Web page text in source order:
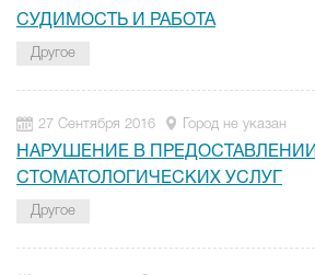
СУДИМОСТЬ И РАБОТА
Другое
27 Сентября 2016 Город не указан
НАРУШЕНИЕ В ПРЕДОСТАВЛЕНИИ
СТОМАТОЛОГИЧЕСКИХ УСЛУГ
Другое